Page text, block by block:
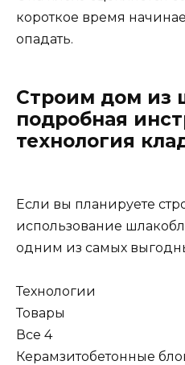
короткое время
опадать.
Строим дом из
подробная
технология
Если вы планируете
использование
одним из самых
Технологии
Товары
Все 4
Керамзитобетонные